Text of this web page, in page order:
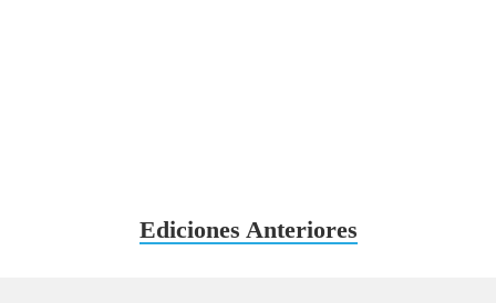
Ediciones Anteriores